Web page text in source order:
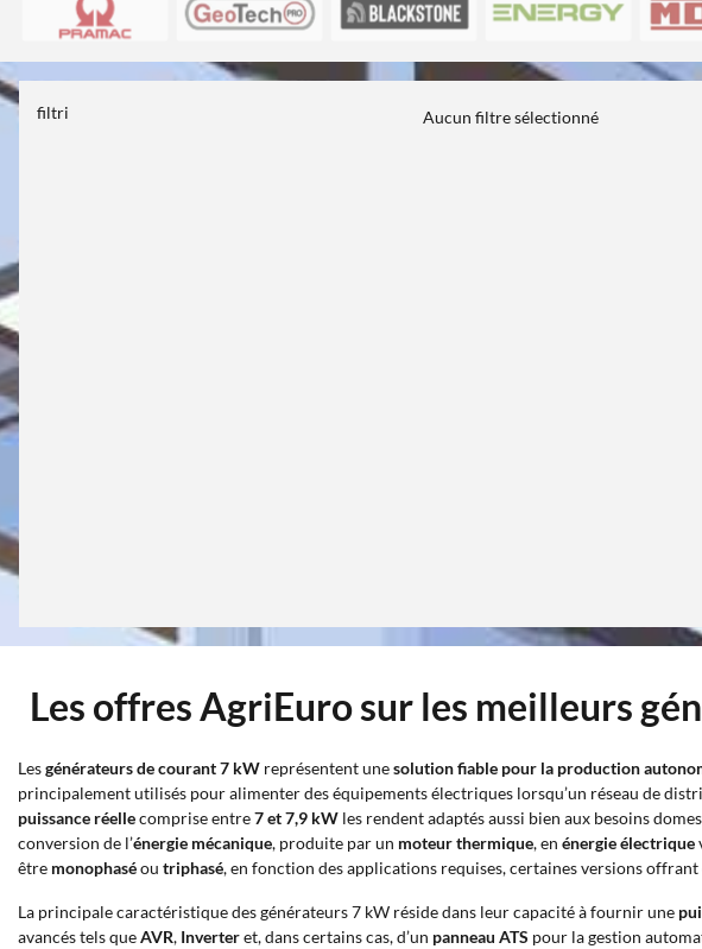
filtri Aucun filtre sélectionné
Les offres AgriEuro sur les meilleurs
Lesgénérateurs de courant 7 kW représentent unesolution fiable pour la production
principalement utilisés pour alimenter des équipements électriques lorsqu’un réseau de
puissance réellecomprise entre7 et 7,9 kW les rendent adaptés aussi bien aux besoins
conversion de l’énergie mécanique, produite par un moteur thermique, en énergie électrique
être monophaséou triphasé, en fonction des applications requises, certaines versions offrant
La principale caractéristique des générateurs 7 kW réside dans leur capacité à fournir une
avancés tels queAVR, Inverteret, dans certains cas, d’un panneau ATS pour la gestion